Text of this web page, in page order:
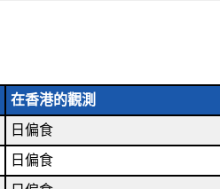
在香港的觀測
日偏食
日偏食